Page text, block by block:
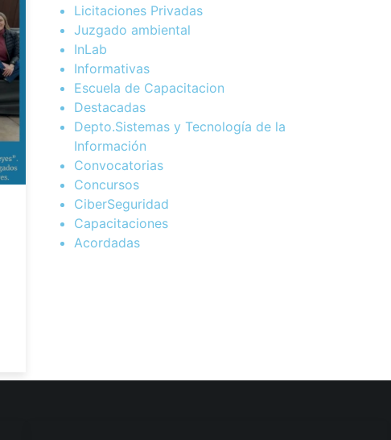
Licitaciones Privadas
Juzgado ambiental
InLab
Informativas
Escuela de Capacitacion
Destacadas
Depto.Sistemas y Tecnología de la
Información
Convocatorias
Concursos
CiberSeguridad
Capacitaciones
Acordadas